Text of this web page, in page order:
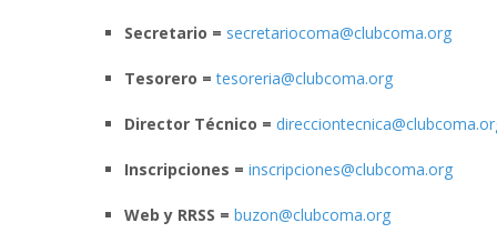
Secretario = secretariocoma@clubcoma.org
Tesorero =tesoreria@clubcoma.org
Director Técnico =
Inscripciones = inscripciones@clubcoma.org
Web y RRSS = buzon@clubcoma.org